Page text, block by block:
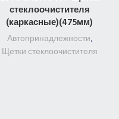
стеклоочистителя
(каркасные)(475мм)
Автопринадлежности,
Щетки стеклоочистителя